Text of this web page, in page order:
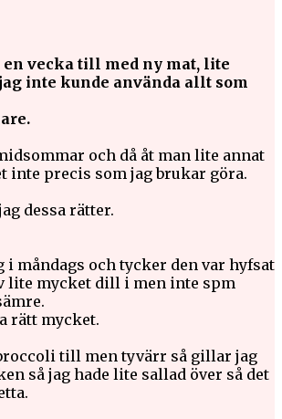
en vecka till med ny mat, lite
inte kunde använda allt som
och då åt man lite annat
inte precis som jag brukar göra.
dessa rätter.
i måndags och tycker den var hyfsat
lite mycket dill i men inte spm
rätt mycket.
till men tyvärr så gillar jag
så jag hade lite sallad över så det